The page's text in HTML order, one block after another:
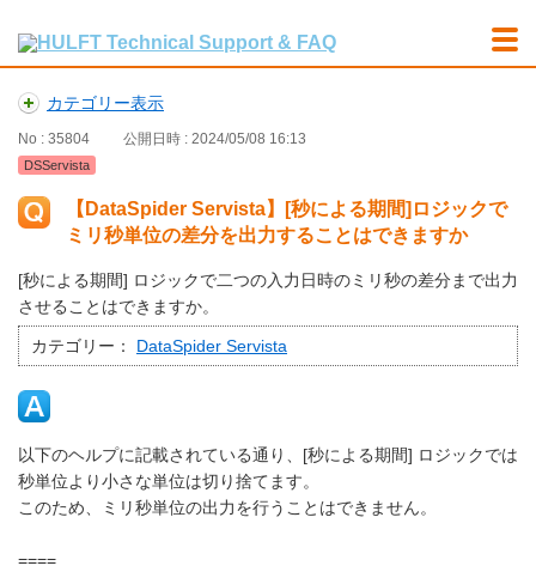
カテゴリー表示
No : 35804 公開日時 : 2024/05/08 16:13
DSServista
【DataSpider Servista】[秒による期間]ロジックで
ミリ秒単位の差分を出力することはできますか
[秒による期間] ロジックで二つの入力日時のミリ秒の差分まで出力
させることはできますか。
カテゴリー： DataSpider Servista
以下のヘルプに記載されている通り、[秒による期間] ロジックでは
秒単位より小さな単位は切り捨てます。
このため、ミリ秒単位の出力を行うことはできません。
====